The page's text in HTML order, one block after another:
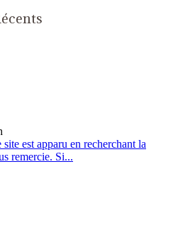
est apparu en recherchant la
remercie. Si...